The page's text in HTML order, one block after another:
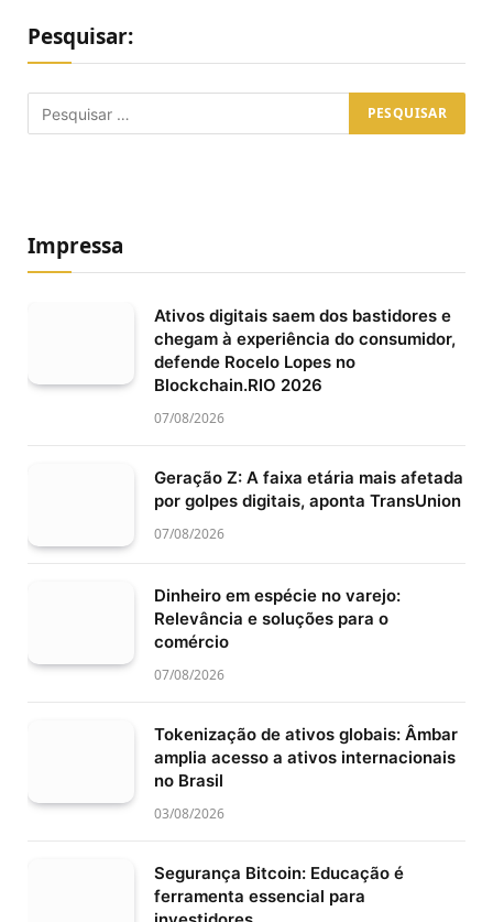
Pesquisar:
Impressa
Ativos digitais saem dos bastidores e
chegam à experiência do consumidor,
defende Rocelo Lopes no
Blockchain.RIO 2026
07/08/2026
Geração Z: A faixa etária mais afetada
por golpes digitais, aponta TransUnion
07/08/2026
Dinheiro em espécie no varejo:
Relevância e soluções para o
comércio
07/08/2026
Tokenização de ativos globais: Âmbar
amplia acesso a ativos internacionais
no Brasil
03/08/2026
Segurança Bitcoin: Educação é
ferramenta essencial para